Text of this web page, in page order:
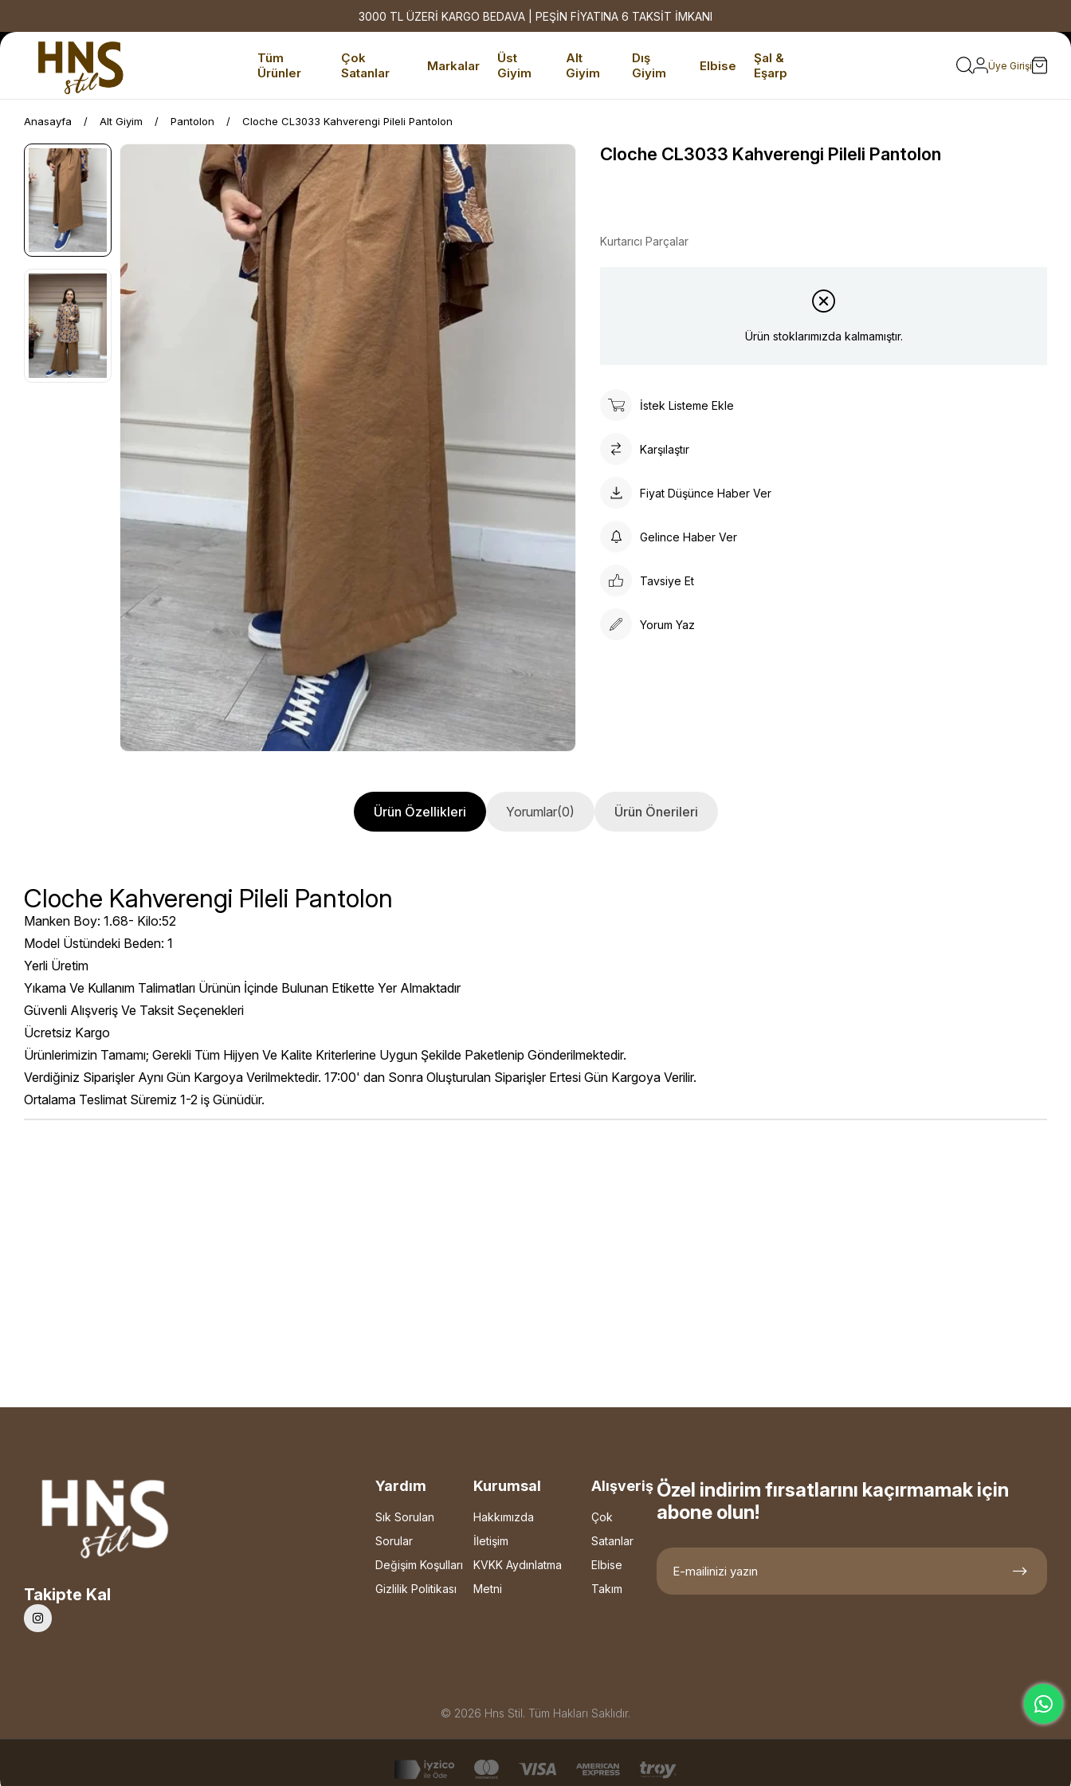
3000 TL ÜZERİ KARGO BEDAVA | PEŞİN FİYATINA 6 TAKSİT İMKANI
Tüm
Ürünler
Çok
Satanlar
Markalar
Üst
Giyim
Alt
Giyim
Dış
Giyim
Elbise
Şal &
Eşarp
Üye Girişi
Anasayfa Alt Giyim Pantolon Cloche CL3033 Kahverengi Pileli Pantolon
Cloche CL3033 Kahverengi Pileli Pantolon
Kurtarıcı Parçalar
Ürün stoklarımızda kalmamıştır.
İstek Listeme Ekle
Karşılaştır
Fiyat Düşünce Haber Ver
Gelince Haber Ver
Tavsiye Et
Yorum Yaz
Ürün Özellikleri Yorumlar(0) Ürün Önerileri
Cloche Kahverengi Pileli Pantolon
Manken Boy: 1.68- Kilo:52
Model Üstündeki Beden: 1
Yerli Üretim
Yıkama Ve Kullanım Talimatları Ürünün İçinde Bulunan Etikette Yer Almaktadır
Güvenli Alışveriş Ve Taksit Seçenekleri
Ücretsiz Kargo
Ürünlerimizin Tamamı; Gerekli Tüm Hijyen Ve Kalite Kriterlerine Uygun Şekilde Paketlenip Gönderilmektedir.
Verdiğiniz Siparişler Aynı Gün Kargoya Verilmektedir. 17:00' dan Sonra Oluşturulan Siparişler Ertesi Gün Kargoya Verilir.
Ortalama Teslimat Süremiz 1-2 iş Günüdür.
Takipte Kal
Yardım
Sık Sorulan
Sorular
Değişim Koşulları
Gizlilik Politikası
Kurumsal
Hakkımızda
İletişim
KVKK Aydınlatma
Metni
Alışveriş
Çok
Satanlar
Elbise
Takım
Özel indirim fırsatlarını kaçırmamak için
abone olun!
© 2026 Hns Stil. Tüm Hakları Saklıdır.